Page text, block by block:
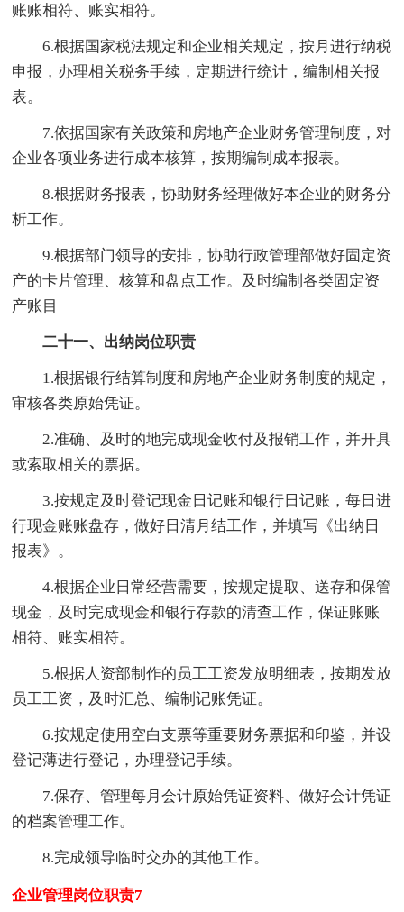
账账相符、账实相符。
6.根据国家税法规定和企业相关规定，按月进行纳税
申报，办理相关税务手续，定期进行统计，编制相关报
表。
7.依据国家有关政策和房地产企业财务管理制度，对
企业各项业务进行成本核算，按期编制成本报表。
8.根据财务报表，协助财务经理做好本企业的财务分
析工作。
9.根据部门领导的安排，协助行政管理部做好固定资
产的卡片管理、核算和盘点工作。及时编制各类固定资
产账目
二十一、出纳岗位职责
1.根据银行结算制度和房地产企业财务制度的规定，
审核各类原始凭证。
2.准确、及时的地完成现金收付及报销工作，并开具
或索取相关的票据。
3.按规定及时登记现金日记账和银行日记账，每日进
行现金账账盘存，做好日清月结工作，并填写《出纳日
报表》。
4.根据企业日常经营需要，按规定提取、送存和保管
现金，及时完成现金和银行存款的清查工作，保证账账
相符、账实相符。
5.根据人资部制作的员工工资发放明细表，按期发放
员工工资，及时汇总、编制记账凭证。
6.按规定使用空白支票等重要财务票据和印鉴，并设
登记薄进行登记，办理登记手续。
7.保存、管理每月会计原始凭证资料、做好会计凭证
的档案管理工作。
8.完成领导临时交办的其他工作。
企业管理岗位职责7